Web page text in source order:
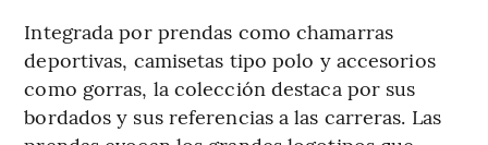
Integrada por prendas como chamarras
deportivas, camisetas tipo polo y accesorios
como gorras, la colección destaca por sus
bordados y sus referencias a las carreras. Las